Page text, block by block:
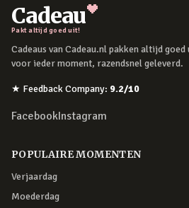
Cadeau
Pakt altijd goed uit!
Cadeaus van Cadeau.nl pakken altijd
voor ieder moment, razendsnel geleverd.
★ Feedback Company: 9.2/10
FacebookInstagram
POPULAIRE MOMENTEN
Verjaardag
Moederdag